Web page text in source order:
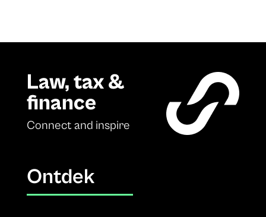
Law, tax &
finance
Connect and inspire
Ontdek